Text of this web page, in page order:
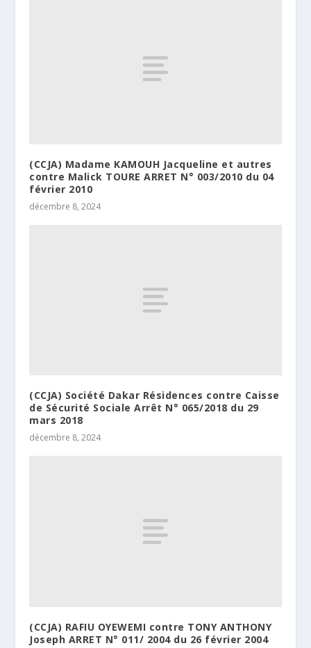
(CCJA) Madame KAMOUH Jacqueline et autres
contre Malick TOURE ARRET N° 003/2010 du 04
février 2010
décembre 8, 2024
(CCJA) Société Dakar Résidences contre Caisse
de Sécurité Sociale Arrêt N° 065/2018 du 29
mars 2018
décembre 8, 2024
(CCJA) RAFIU OYEWEMI contre TONY ANTHONY
Joseph ARRET N° 011/ 2004 du 26 février 2004